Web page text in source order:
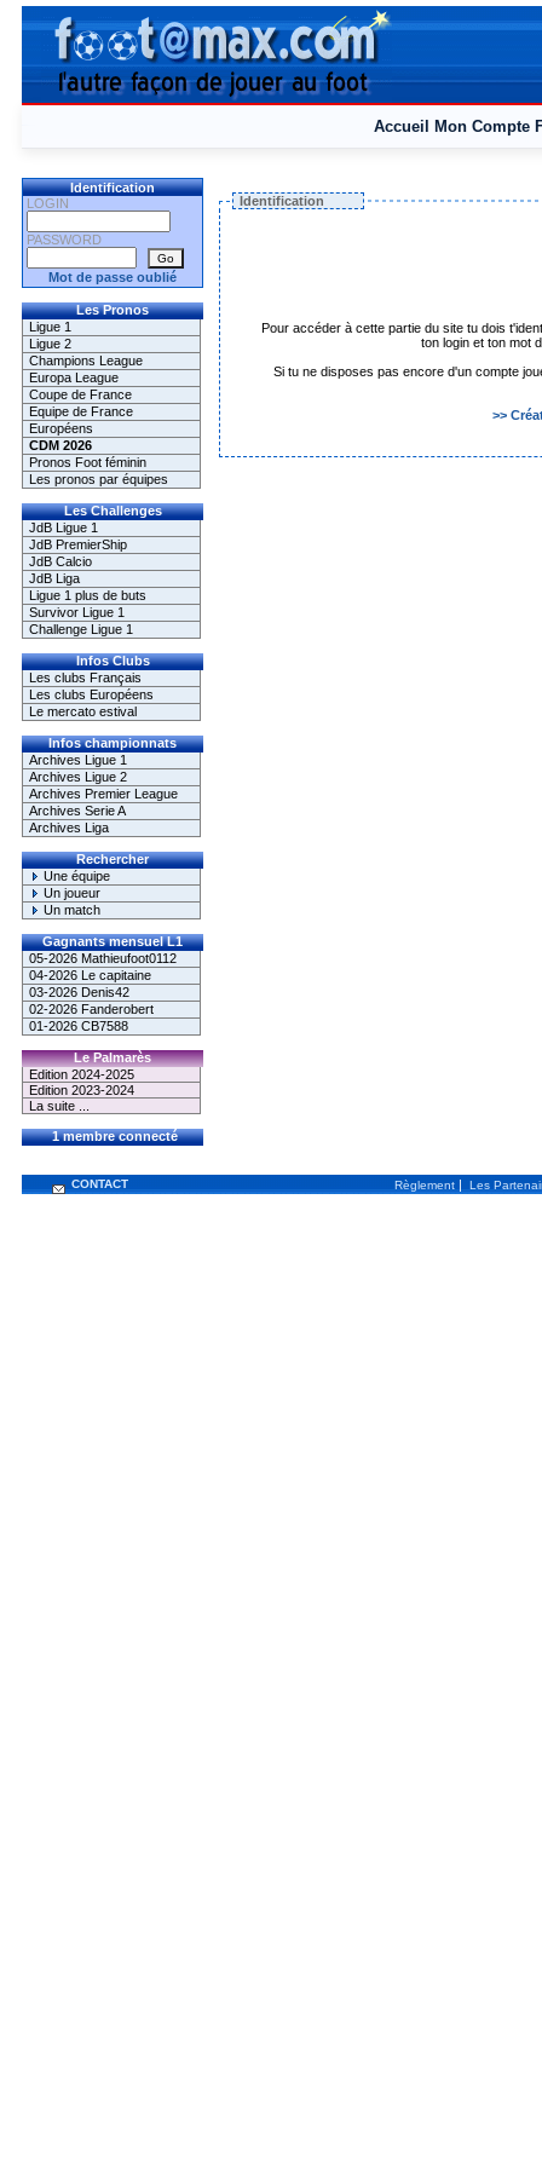
Accueil Mon Compte
Identification
LOGIN
PASSWORD
Mot de passe oublié
Les Pronos
Ligue 1
Ligue 2
Champions League
Europa League
Coupe de France
Equipe de France
Européens
CDM 2026
Pronos Foot féminin
Les pronos par équipes
Les Challenges
JdB Ligue 1
JdB PremierShip
JdB Calcio
JdB Liga
Ligue 1 plus de buts
Survivor Ligue 1
Challenge Ligue 1
Infos Clubs
Les clubs Français
Les clubs Européens
Le mercato estival
Infos championnats
Archives Ligue 1
Archives Ligue 2
Archives Premier League
Archives Serie A
Archives Liga
Rechercher
Une équipe
Un joueur
Un match
Gagnants mensuel L1
05-2026 Mathieufoot0112
04-2026 Le capitaine
03-2026 Denis42
02-2026 Fanderobert
01-2026 CB7588
Le Palmarès
Edition 2024-2025
Edition 2023-2024
La suite ...
1 membre connecté
Identification
Pour accéder à cette partie du site tu dois
ton login et ton mot
Si tu ne disposes pas encore d'un compte
>>
CONTACT Règlement | Les